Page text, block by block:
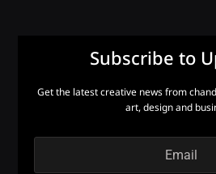
Subscribe to
Get the latest creative news from
art, design and